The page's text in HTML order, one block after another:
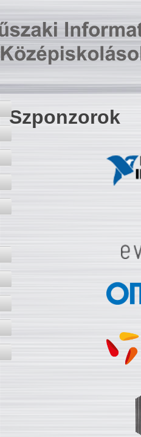
Szponzorok